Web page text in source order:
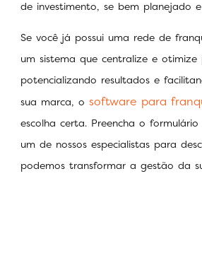
de investimento, se bem planejado
Se você já possui uma rede de
um sistema que centralize e otimize
potencializando resultados e
sua marca, o software para
escolha certa. Preencha o
um de nossos especialistas para
podemos transformar a gestão da